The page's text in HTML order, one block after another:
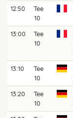
12:50
Tee
10
13:00
Tee
10
13:10
Tee
10
13:20
Tee
10